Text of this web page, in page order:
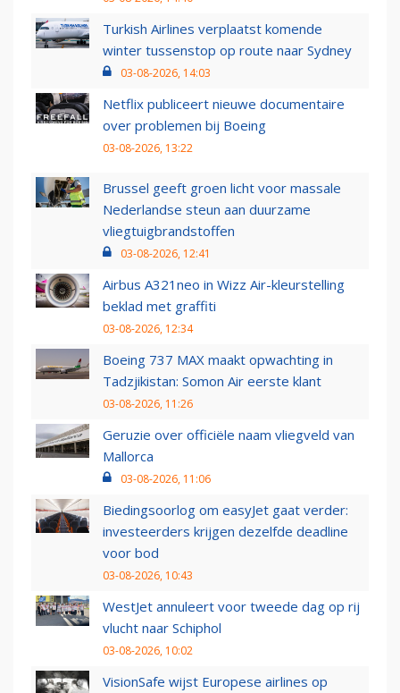
Turkish Airlines verplaatst komende
winter tussenstop op route naar Sydney
03-08-2026, 14:03
Netflix publiceert nieuwe documentaire
over problemen bij Boeing
03-08-2026, 13:22
Brussel geeft groen licht voor massale
Nederlandse steun aan duurzame
vliegtuigbrandstoffen
03-08-2026, 12:41
Airbus A321neo in Wizz Air-kleurstelling
beklad met graffiti
03-08-2026, 12:34
Boeing 737 MAX maakt opwachting in
Tadzjikistan: Somon Air eerste klant
03-08-2026, 11:26
Geruzie over officiële naam vliegveld van
Mallorca
03-08-2026, 11:06
Biedingsoorlog om easyJet gaat verder:
investeerders krijgen dezelfde deadline
voor bod
03-08-2026, 10:43
WestJet annuleert voor tweede dag op rij
vlucht naar Schiphol
03-08-2026, 10:02
VisionSafe wijst Europese airlines op